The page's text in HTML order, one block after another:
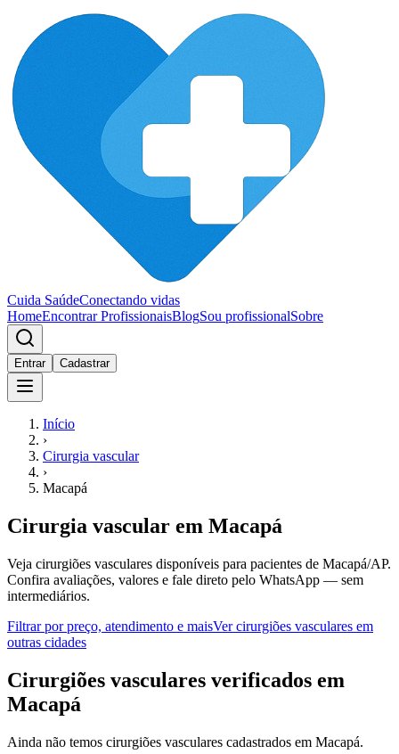
Cuida SaúdeConectando vidas
HomeEncontrar ProfissionaisBlogSou profissionalSobre
Entrar Cadastrar
Início
›
Cirurgia vascular
›
Macapá
Cirurgia vascular em Macapá
Veja cirurgiões vasculares disponíveis para pacientes de Macapá/AP.
Confira avaliações, valores e fale direto pelo WhatsApp — sem
intermediários.
Filtrar por preço, atendimento e maisVercirurgiões vasculares em
outras cidades
Cirurgiões vasculares verificados em
Macapá
Ainda não temos cirurgiões vasculares cadastrados em Macapá.